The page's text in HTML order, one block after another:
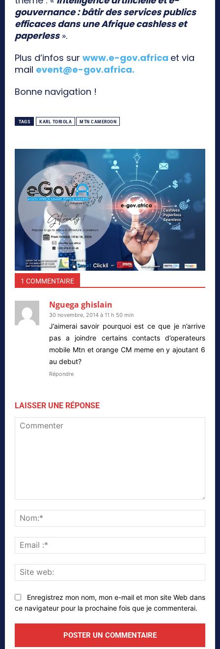
gouvernance : bâtir des services publics
efficaces dans une Afrique cashless et
paperless».
Plus d’infos sur www.e-gov.africa et via
mail event@e-gov.africa.
Bonne navigation !
TAGS KARL TORIOLA MTN CAMEROON
1 COMMENTAIRE
Nguega ghislain
30 novembre, 2014 à 11 h 50 min
J’aimerai savoir pourquoi est ce que je n’arrive
pas a joindre certains contacts d’operateurs
mobile Mtn et orange CM meme en y ajoutant 6
au debut?
Répondre
LAISSER UNE RÉPONSE
:*
web:
Enregistrez mon nom, mon e-mail et mon site Web dans
ce navigateur pour la prochaine fois que je commenterai.